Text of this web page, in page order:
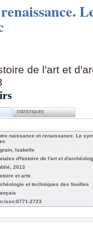
de l'art et
STATISTIQUES
naissance et renaissance. Le
Isabelle
d'histoire de l'art et
2013
et arts
et techniques des fouilles
2723